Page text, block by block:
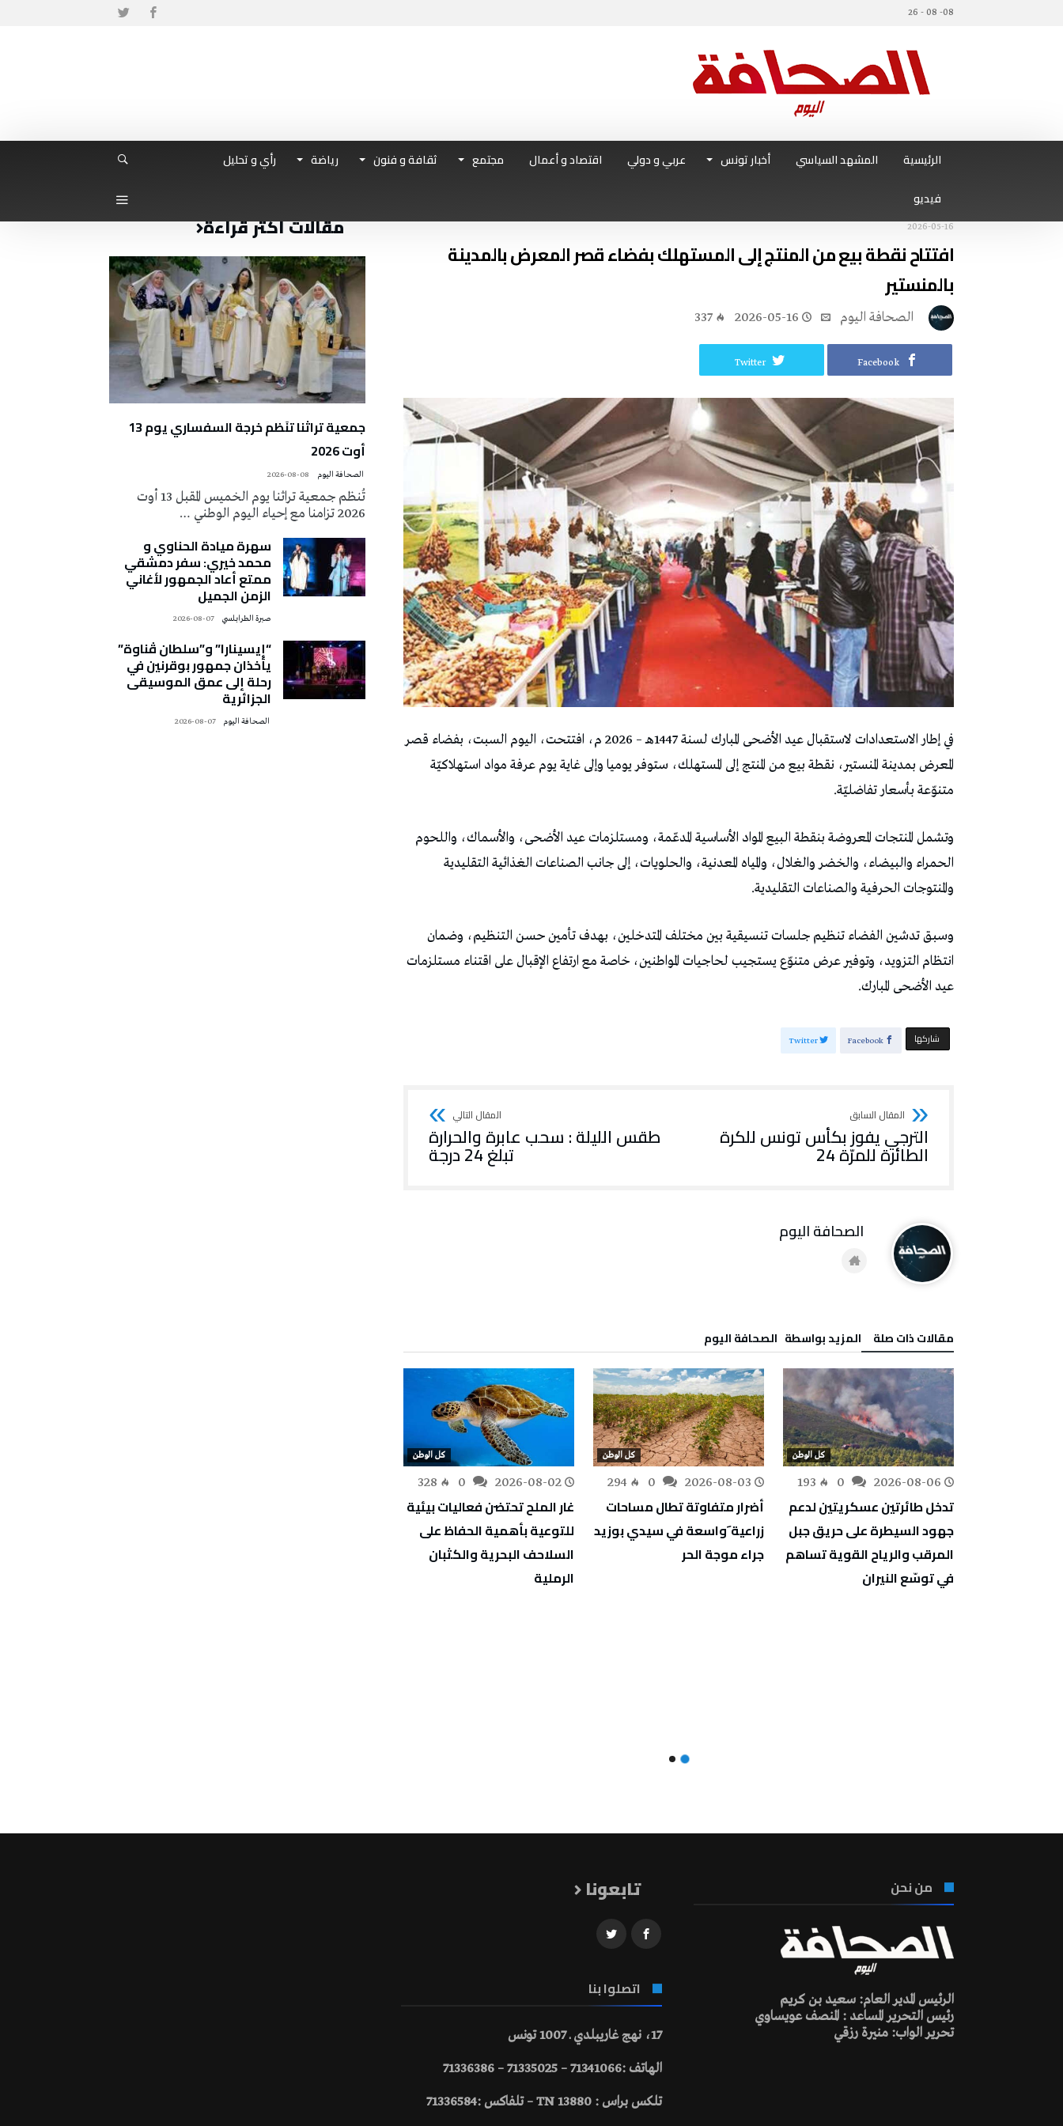
08- 08 - 26
الرئيسية المشهد السياسي أخبار تونس عربي و دولي اقتصاد و أعمال مجتمع ثقافة و فنون رياضة
رأي و تحليل
فيديو
2026-05-16
افتتاح نقطة بيع من المنتج إلى المستهلك بفضاء قصر المعرض بالمدينة
بالمنستير
2026-05-16
337
Facebook
Twitter
في إطار الاستعدادات لاستقبال عيد الأضحى المبارك لسنة 1447هـ – 2026 م، افتتحت، اليوم السبت، بفضاء قصر
المعرض بمدينة المنستير، نقطة بيع من المنتج إلى المستهلك، ستوفر يوميا وإلى غاية يوم عرفة مواد استهلاكيّة
متنوّعة بأسعار تفاضليّة.
وتشمل المنتجات المعروضة بنقطة البيع المواد الأساسية المدعّمة، ومستلزمات عيد الأضحى، والأسماك، واللحوم
الحمراء والبيضاء، والخضر والغلال، والمياه المعدنية، والحلويات، إلى جانب الصناعات الغذائية التقليدية
والمنتوجات الحرفية والصناعات التقليدية.
وسبق تدشين الفضاء تنظيم جلسات تنسيقية بين مختلف المتدخلين، بهدف تأمين حسن التنظيم، وضمان
انتظام التزويد، وتوفير عرض متنوّع يستجيب لحاجيات المواطنين، خاصة مع ارتفاع الإقبال على اقتناء مستلزمات
عيد الأضحى المبارك.
‫‫ شاركها‬ Facebook
Twitter
الترجي يفوز بكأس تونس للكرة
الطائرة للمرّة 24
طقس الليلة : سحب عابرة والحرارة
تبلغ 24 درجة
‫مقالات ذات صلة‬ ‫‫المزيد بواسطة‬ ‬ ‭ ‬الصحافة‭ ‬اليوم
كل الوطن
2026-08-06
193
تدخل طائرتين عسكريتين لدعم
جهود السيطرة على حريق جبل
المرقب والرياح القوية تساهم
في توسّع النيران
كل الوطن
2026-08-03
294
أضرار متفاوتة تطال مساحات
زراعية َواسعة في سيدي بوزيد
جراء موجة الحر
كل الوطن
2026-08-02
328
غار الملح تحتضن فعاليات بيئية
للتوعية بأهمية الحفاظ على
السلاحف البحرية والكثبان
الرملية
مقالات أكثر قراءة
جمعية تراثنا تنَظم خرجة السفساري يوم 13
أوت 2026
2026-08-08
تُنظم جمعية تراثنا يوم الخميس المقبل 13 أوت
2026 تزامنا مع إحياء اليوم الوطني …
سهرة ميادة الحناوي و
محمد خيري: سفر دمشقي
ممتع أعاد الجمهور لأغاني
الزمن الجميل
صبرة الطرابلسي 2026-08-07
“إيسينارا” و”سلطان ڤناوة”
يأخذان جمهور بوقرنين في
رحلة إلى عمق الموسيقى
الجزائرية
2026-08-07
من نحن
الرئيس المدير العام: سعيد بن كريم
رئيس التحرير المساعد : المنصف عويساوي
تحرير الواب: منيرة رزقي
تابعونا
اتصلوا بنا
17، نهج غاريبلدي ـ 1007 تونس
الهاتف :71341066 – 71335025 – 71336386
تلكس براس : 13880 TN – تلفاكس :71336584